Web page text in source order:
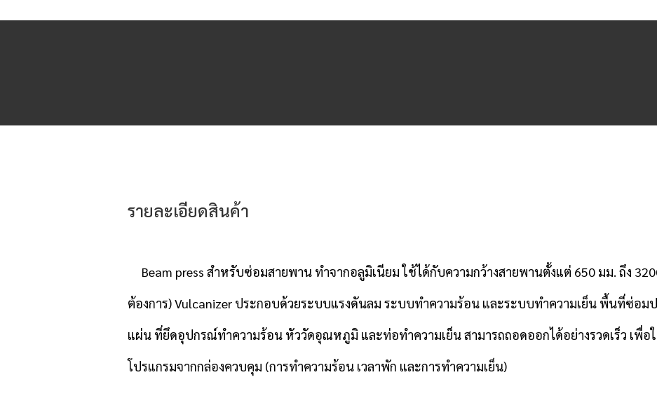
รายละเอียดสินค้า
Beam press สำหรับซ่อมสายพาน ทำจากอลูมิเนียม ใช้ได้กับความกว้างสายพานตั้งแต่ 650 มม. ถึง
ต้องการ) Vulcanizer ประกอบด้วยระบบแรงดันลม ระบบทำความร้อน และระบบทำความเย็น พื้นที่ซ่อ
แผ่น ที่ยึดอุปกรณ์ทำความร้อน หัววัดอุณหภูมิ และท่อทำความเย็น สามารถถอดออกได้อย่างรวดเร็ว เพื่อ
โปรแกรมจากกล่องควบคุม (การทำความร้อน เวลาพัก และการทำความเย็น)